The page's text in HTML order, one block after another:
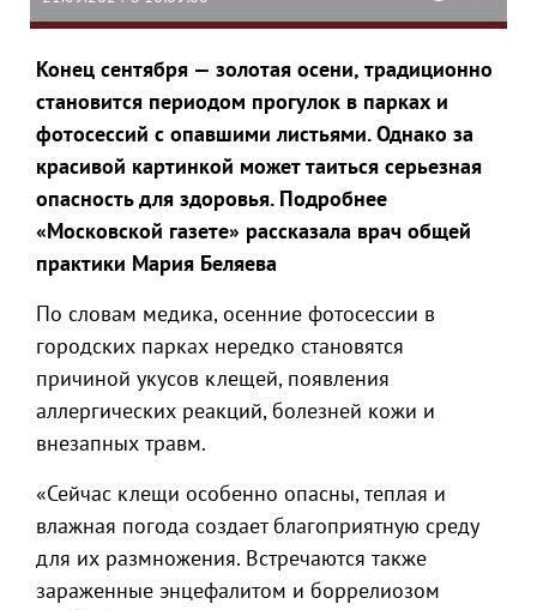
Конец сентября — золотая осени, традиционно
становится периодом прогулок в парках и
фотосессий с опавшими листьями. Однако за
красивой картинкой может таиться серьезная
опасность для здоровья. Подробнее
«Московской газете» рассказала врач общей
практики Мария Беляева
По словам медика, осенние фотосессии в
городских парках нередко становятся
причиной укусов клещей, появления
аллергических реакций, болезней кожи и
внезапных травм.
«Сейчас клещи особенно опасны, теплая и
влажная погода создает благоприятную среду
для их размножения. Встречаются также
зараженные энцефалитом и боррелиозом